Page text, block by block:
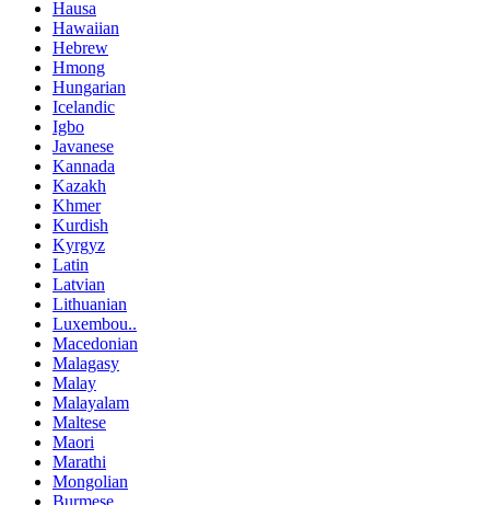
Hausa
Hawaiian
Hebrew
Hmong
Hungarian
Icelandic
Igbo
Javanese
Kannada
Kazakh
Khmer
Kurdish
Kyrgyz
Latin
Latvian
Lithuanian
Luxembou..
Macedonian
Malagasy
Malay
Malayalam
Maltese
Maori
Marathi
Mongolian